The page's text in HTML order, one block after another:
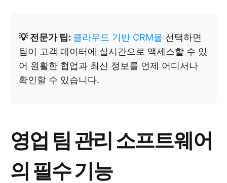
💡 전문가 팁: 클라우드 기반 CRM을 선택하면
팀이 고객 데이터에 실시간으로 액세스할 수 있
어 원활한 협업과 최신 정보를 언제 어디서나
확인할 수 있습니다.
영업 팀 관리 소프트웨어
의 필수 기능